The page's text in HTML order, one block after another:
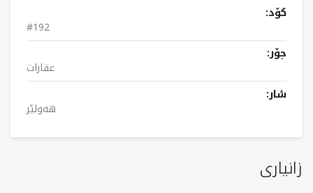
کۆد:
#192
جۆر:
عقارات
شار:
هەولێر
زانیاری